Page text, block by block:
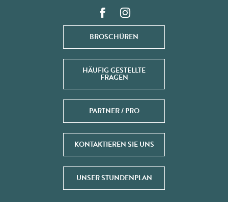
BROSCHÜREN
HÄUFIG GESTELLTE
FRAGEN
PARTNER / PRO
KONTAKTIEREN SIE UNS
UNSER STUNDENPLAN